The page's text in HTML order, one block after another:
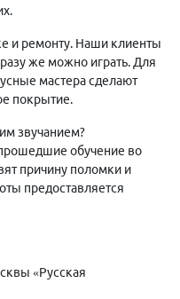
и ремонту. Наши клиенты
же можно играть. Для
мастера сделают
покрытие.
звучанием?
обучение во
причину поломки и
предоставляется
«Русская